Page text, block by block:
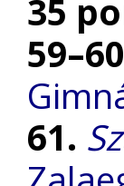
35
61.